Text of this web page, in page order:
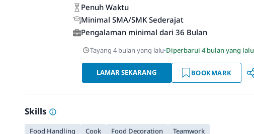
Penuh Waktu
Minimal SMA/SMK Sederajat
Pengalaman minimal dari 36 Bulan
Tayang 4 bulan yang lalu·Diperbarui 4 bulan yang lalu
LAMAR SEKARANG BOOKMARK
Skills
Food Handling Cook Food Decoration Teamwork